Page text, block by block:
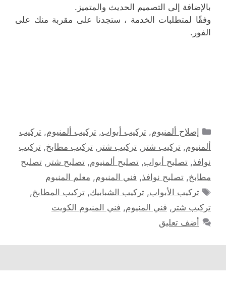
بالإضافة إلى التصميم الحديث والمتميز.
وفقًا لمتطلبات الخدمة ، ستجدنا على مقربة منك على
الفور.
التصنيفات
إصلاح ألمنيوم,تركيب أبواب,تركيب ألمنيوم,تركيب
ألمنيوم, تركيب شتر , تركيب شتر , تركيب مطابخ, تركيب
نوافذ, تصليح أبواب, تصليح ألمنيوم, تصليح شتر , تصليح
مطابخ, تصليح نوافذ, فني المنيوم, معلم المنيوم
الوسوم
تركيب الأبواب,تركيب الشبابيك,تركيب المطابخ,
تركيب شتر , فني المنيوم, فني المنيوم الكويت
أضف تعليق